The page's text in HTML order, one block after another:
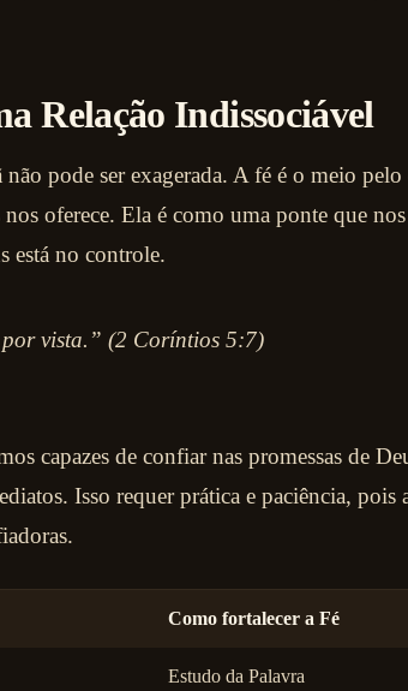
Relação Indissociável
pode ser exagerada. A fé é o meio pelo
oferece. Ela é como uma ponte que
está no controle.
vista.” (2 Coríntios 5:7)
capazes de confiar nas promessas de
Isso requer prática e paciência, pois
Como fortalecer a Fé
Estudo da Palavra